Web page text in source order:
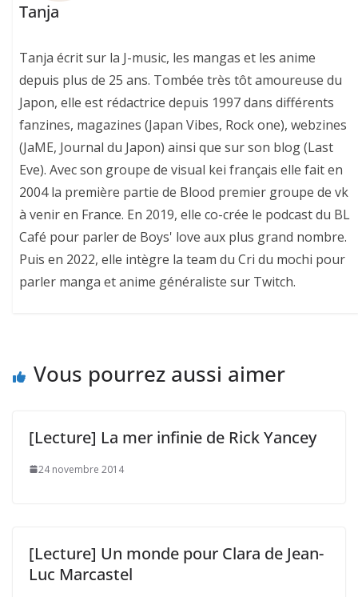
Tanja
Tanja écrit sur la J-music, les mangas et les anime
depuis plus de 25 ans. Tombée très tôt amoureuse du
Japon, elle est rédactrice depuis 1997 dans différents
fanzines, magazines (Japan Vibes, Rock one), webzines
(JaME, Journal du Japon) ainsi que sur son blog (Last
Eve). Avec son groupe de visual kei français elle fait en
2004 la première partie de Blood premier groupe de vk
à venir en France. En 2019, elle co-crée le podcast du BL
Café pour parler de Boys' love aux plus grand nombre.
Puis en 2022, elle intègre la team du Cri du mochi pour
parler manga et anime généraliste sur Twitch.
Vous pourrez aussi aimer
[Lecture] La mer infinie de Rick Yancey
24 novembre 2014
[Lecture] Un monde pour Clara de Jean-
Luc Marcastel